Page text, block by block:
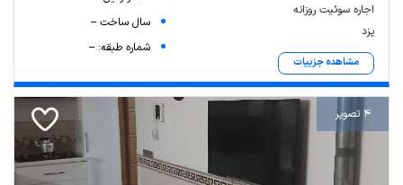
اجاره سوئیت روزانه
یزد
مشاهده جزییات
سال ساخت --
شماره طبقه: --
4 تصویر